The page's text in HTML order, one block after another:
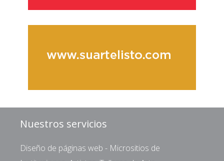
Nuestros servicios
Diseño de páginas web - Micrositios de